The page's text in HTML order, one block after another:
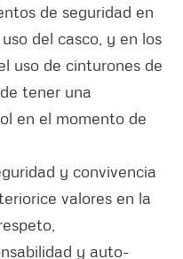
de seguridad en
del casco, y en los
uso de cinturones de
tener una
en el momento de
y convivencia
valores en la
y auto-